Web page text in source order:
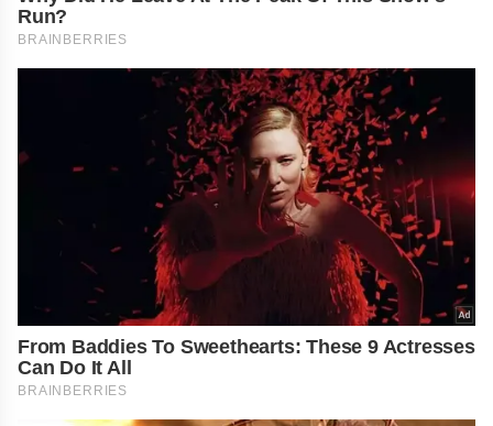
Run?
BRAINBERRIES
From Baddies To Sweethearts: These 9 Actresses
Can Do It All
BRAINBERRIES